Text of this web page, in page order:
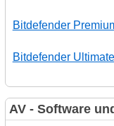
Bitdefender
Bitdefender
AV - Software